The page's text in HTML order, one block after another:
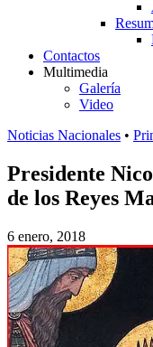
Contactos
Multimedia
Galería
Video
Noticias Nacionales •
Presidente
de los Reyes
6 enero, 2018